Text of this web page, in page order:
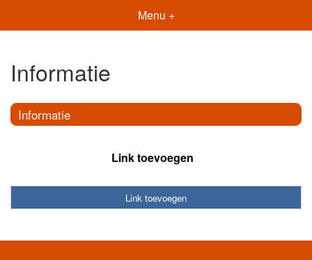
Menu +
Informatie
Informatie
Link toevoegen
Link toevoegen